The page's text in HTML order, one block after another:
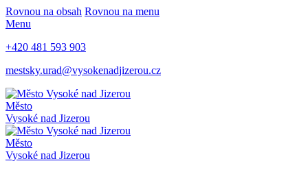
Rovnou na obsah Rovnou na menu
Menu
+420 481 593 903
mestsky.urad@vysokenadjizerou.cz
Město
Vysoké nad Jizerou
Město
Vysoké nad Jizerou